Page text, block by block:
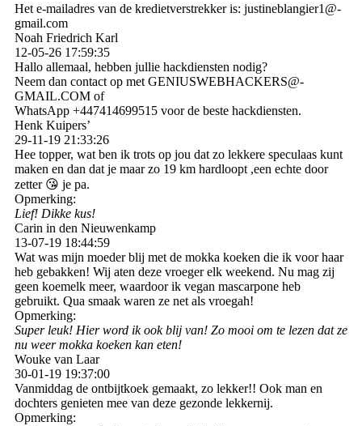
Het e-mailadres van de kredietverstrekker is: justineblangier1@­
gmail.­com
Noah Friedrich Karl
12-05-26 17:59:35
Hallo allemaal, hebben jullie hackdiensten nodig?
Neem dan contact op met GENIUSWEBHACKERS@­
GMAIL.­COM of
WhatsApp +447414699515 voor de beste hackdiensten.
Henk Kuipers’
29-11-19 21:33:26
Hee topper, wat ben ik trots op jou dat zo lekkere speculaas kunt
maken en dan dat je maar zo 19 km hardloopt ,een echte door
zetter 😘 je pa.
Opmerking:
Lief! Dikke kus!
Carin in den Nieuwenkamp
13-07-19 18:44:59
Wat was mijn moeder blij met de mokka koeken die ik voor haar
heb gebakken! Wij aten deze vroeger elk weekend. Nu mag zij
geen koemelk meer, waardoor ik vegan mascarpone heb
gebruikt. Qua smaak waren ze net als vroegah!
Opmerking:
Super leuk! Hier word ik ook blij van! Zo mooi om te lezen dat ze
nu weer mokka koeken kan eten!
Wouke van Laar
30-01-19 19:37:00
Vanmiddag de ontbijtkoek gemaakt, zo lekker!! Ook man en
dochters genieten mee van deze gezonde lekkernij.
Opmerking: